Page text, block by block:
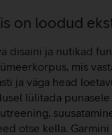
on loodud
disaini ja nutikad
mis
ja väga head
lülitada
otse kella.